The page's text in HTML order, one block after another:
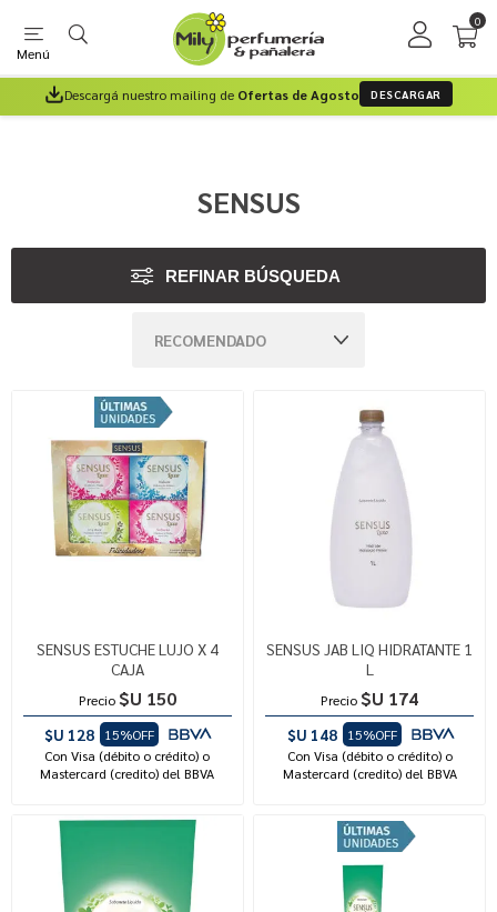
Menú
0
Descargá nuestro mailing de Ofertas de Agosto DESCARGAR
SENSUS
REFINAR BÚSQUEDA
SENSUS ESTUCHE LUJO X 4
CAJA
Precio $U 150
$U 128
15%OFF
Con Visa (débito o crédito) o
Mastercard (credito) del BBVA
SENSUS JAB LIQ HIDRATANTE 1
L
Precio $U 174
$U 148
15%OFF
Con Visa (débito o crédito) o
Mastercard (credito) del BBVA